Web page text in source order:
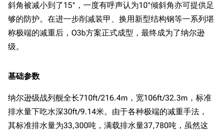
斜角被减小到了15°，一度有呼声认为10°倾斜角亦可提供足
够的防护。在进一步削减装甲、换用新型结构钢等一系列堪
称极端的减重后，O3b方案正式成型，最终成为了纳尔逊
级。
基础参数
纳尔逊级战列舰全长710ft/216.4m，宽106ft/32.3m，标准
排水量下吃水深30ft/9.14米。由于各种极端的减重手法，
其标准排水量为33,300吨，满载排水量37,780吨，虽然这